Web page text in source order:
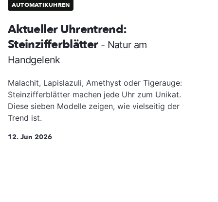
AUTOMATIKUHREN
Aktueller Uhrentrend:
Steinzifferblätter - Natur am
Handgelenk
Malachit, Lapislazuli, Amethyst oder Tigerauge:
Steinzifferblätter machen jede Uhr zum Unikat.
Diese sieben Modelle zeigen, wie vielseitig der
Trend ist.
12. Jun 2026